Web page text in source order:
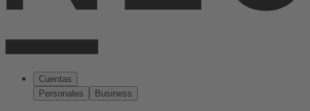
Cuentas
Personales
Business